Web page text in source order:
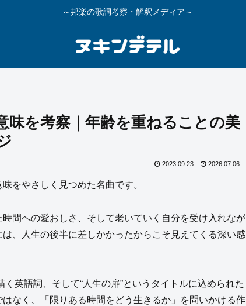
～邦楽の歌詞考察・解釈メディア～
味を考察｜年齢を重ねることの美
2023.09.23 2026.07.06
をやさしく見つめた名曲です。
間への愛おしさ、そして老いていく自分を受け入れなが
、人生の後半に差しかかったからこそ見えてくる深い感
英語詞、そして“人生の扉”というタイトルに込められた
なく、「限りある時間をどう生きるか」を問いかける作